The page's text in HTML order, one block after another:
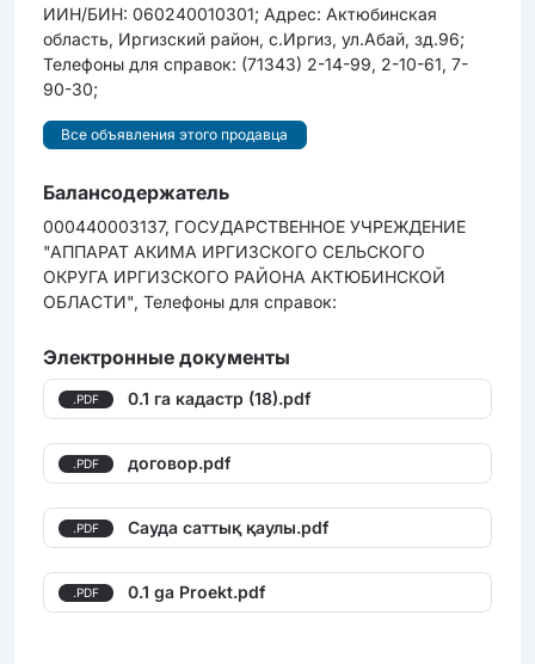
ИИН/БИН: 060240010301; Адрес: Актюбинская
область, Иргизский район, с.Иргиз, ул.Абай, зд.96;
Телефоны для справок: (71343) 2-14-99, 2-10-61, 7-
90-30;
Все объявления этого продавца
Балансодержатель
000440003137, ГОСУДАРСТВЕННОЕ УЧРЕЖДЕНИЕ
"АППАРАТ АКИМА ИРГИЗСКОГО СЕЛЬСКОГО
ОКРУГА ИРГИЗСКОГО РАЙОНА АКТЮБИНСКОЙ
ОБЛАСТИ", Телефоны для справок:
Электронные документы
.PDF 0.1 га кадастр (18).pdf
.PDF договор.pdf
.PDF Сауда саттық қаулы.pdf
.PDF 0.1 ga Proekt.pdf